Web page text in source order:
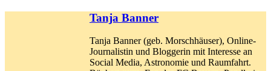
Tanja Banner
Tanja Banner (geb. Morschhäuser), Online-
Journalistin und Bloggerin mit Interesse an
Social Media, Astronomie und Raumfahrt.